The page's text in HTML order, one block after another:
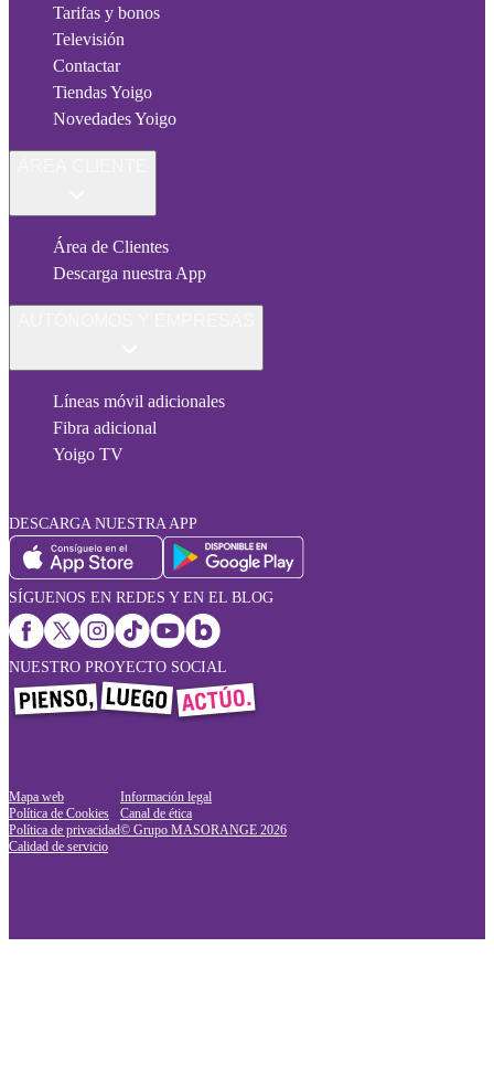
Tarifas y bonos
Televisión
Contactar
Tiendas Yoigo
Novedades Yoigo
Área de Clientes
Descarga nuestra App
Líneas móvil adicionales
Fibra adicional
Yoigo TV
DESCARGA NUESTRA APP
SÍGUENOS EN REDES Y EN EL BLOG
NUESTRO PROYECTO SOCIAL
Mapa web
Política de Cookies
Política de privacidad
Calidad de servicio
Información legal
Canal de ética
© Grupo MASORANGE 2026